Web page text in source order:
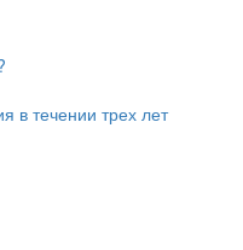
в течении трех лет